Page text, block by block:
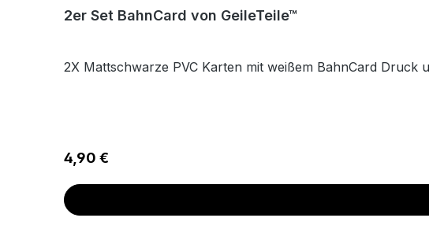
2er Set BahnCard von GeileTeile™
2X Mattschwarze PVC Karten mit weißem BahnCard
Regulärer Preis:
4,90 €